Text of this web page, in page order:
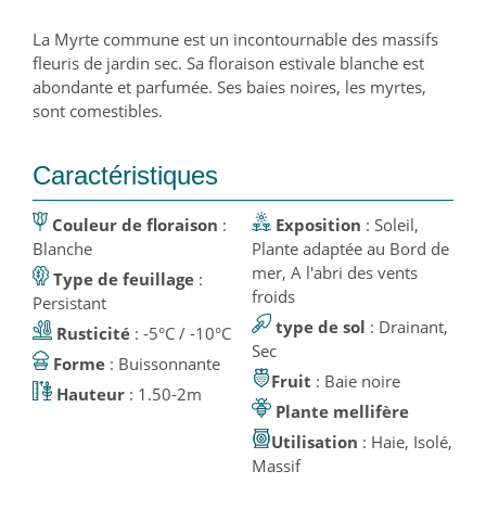
La Myrte commune est un incontournable des massifs
fleuris de jardin sec. Sa floraison estivale blanche est
abondante et parfumée. Ses baies noires, les myrtes,
sont comestibles.
Caractéristiques
Couleur de floraison :
Blanche
Type de feuillage :
Persistant
Rusticité : -5°C / -10°C
Forme
: Buissonnante
Hauteur : 1.50-2m
Exposition : Soleil,
Plante adaptée au Bord de
mer, A l'abri des vents
froids
type de sol : Drainant,
Sec
Fruit
: Baie noire
Plante mellifère
Utilisation : Haie, Isolé,
Massif